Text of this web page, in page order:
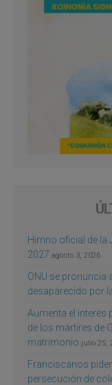
Himno oficial de la
2027 agosto 3, 2026
ONU se pronuncia
desaparecido por
Aumenta el interés
de los mártires de
matrimonio julio 25,
Franciscanos
persecución de